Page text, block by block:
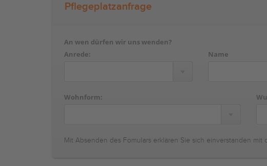
Pflegeplatzanfrage
An wen dürfen wir uns wenden?
Anrede:
Name
Wohnform:
Mit Absenden des Fomulars erklären Sie sich einverstanden